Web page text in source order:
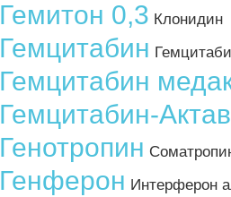
Гемитон 0,3 Клонидин
Гемцитабин
Гемцитабин
Гемцитабин-
Генотропин
Генферон Интерферон